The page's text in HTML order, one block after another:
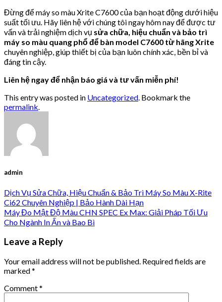
Đừng để máy so màu Xrite C7600 của bạn hoạt động dưới hiệu
suất tối ưu. Hãy liên hệ với chúng tôi ngay hôm nay để được tư
vấn và trải nghiệm dịch vụ sửa chữa, hiệu chuẩn và bảo trì
máy so màu quang phổ để bàn model C7600 từ hãng Xrite
chuyên nghiệp, giúp thiết bị của bạn luôn chính xác, bền bỉ và
đáng tin cậy.
Liên hệ ngay để nhận báo giá và tư vấn miễn phí!
This entry was posted in Uncategorized. Bookmark the
permalink.
admin
Dịch Vụ Sửa Chữa, Hiệu Chuẩn & Bảo Trì Máy So Màu X-Rite
Ci62 Chuyên Nghiệp | Bảo Hành Dài Hạn
Máy Đo Mật Độ Màu CHN SPEC Ex Max: Giải Pháp Tối Ưu
Cho Ngành In Ấn và Bao Bì
Leave a Reply
Your email address will not be published. Required fields are
marked*
Comment*